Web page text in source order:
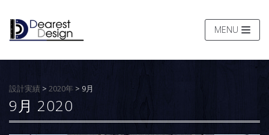
ン
テ
へ
ス
キ
MENU
設計実績 > 2020年 > 9月
9月 2020